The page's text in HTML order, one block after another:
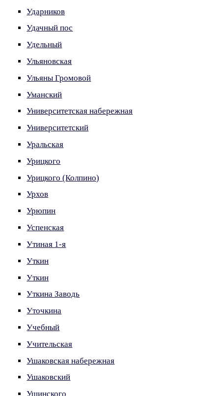
Ударников
Удачный пос
Удельный
Ульяновская
Ульяны Громовой
Уманский
Университетская набережная
Университетский
Уральская
Урицкого
Урицкого (Колпино)
Урхов
Урюпин
Успенская
Утиная 1-я
Уткин
Уткин
Уткина Заводь
Уточкина
Учебный
Учительская
Ушаковская набережная
Ушаковский
Ушинского